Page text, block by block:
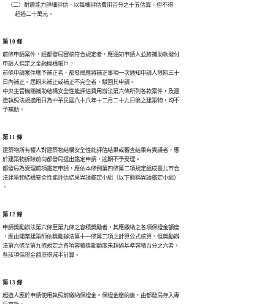
    （二）耐震能力詳細評估，以每棟評估費用百分之十五估算，但不得
          超過二十萬元。
第 10 條
前條申請案件，經都發局審核符合規定者，應通知申請人並將補助款撥付
申請人指定之金融機構帳戶。
前條申請案件應予補正者，都發局應將補正事項一次通知申請人限期三十
日內補正。屆期未補正或補正不完全者，駁回其申請。
中央主管機關補助結構安全性能評估費用辦法第六條所列各款案件，及建
造執照法規適用日為中華民國八十八年十二月二十九日後之建築物，均不
予補助。
第 11 條
建築物所有權人對建築物結構安全性能評估結果或審查結果有異議者，應
於建築物拆除前向都發局提出鑑定申請，逾期不予受理。
都發局為受理前項鑑定申請，應依本條例第四條第二項規定組成臺北市合
法建築物結構安全性能評估結果異議鑑定小組（以下簡稱異議鑑定小組）
。
第 12 條
申請獎勵辦法第六條至第九條之容積獎勵者，其應繳納之各項保證金額度
，應由開業建築師依獎勵辦法第十一條第二項之計算公式核算。但獎勵辦
法第六條至第九條規定之各項容積獎勵額度未超過基準容積百分之六者，
各該項保證金額度得減半計算。
第 13 條
起造人應於申請使用執照前繳納保證金。保證金繳納後，由都發局存入專